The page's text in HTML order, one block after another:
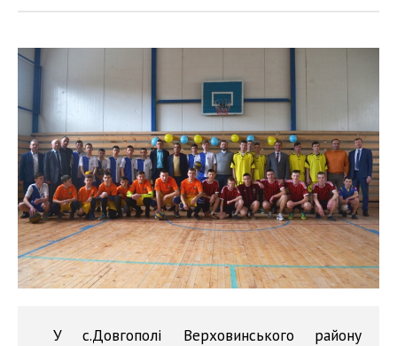
У с.Довгополі Верховинського району